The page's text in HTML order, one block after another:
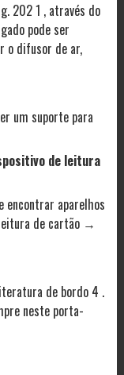
202 1 , através do
pode ser
o difusor de ar,
um suporte para
de leitura
encontrar aparelhos
de cartão →
de bordo 4 .
neste porta-